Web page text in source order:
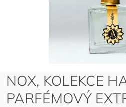
NOX, KOLEKCE
PARFÉMOVÝ